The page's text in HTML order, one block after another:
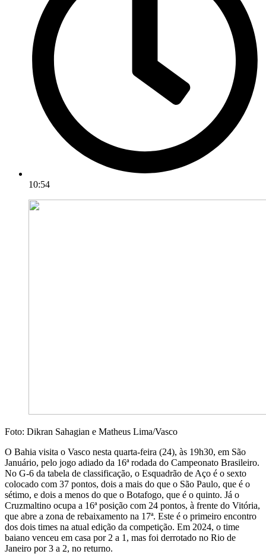
10:54
Foto: Dikran Sahagian e Matheus Lima/Vasco
O Bahia visita o Vasco nesta quarta-feira (24), às 19h30, em São
Januário, pelo jogo adiado da 16ª rodada do Campeonato Brasileiro.
No G-6 da tabela de classificação, o Esquadrão de Aço é o sexto
colocado com 37 pontos, dois a mais do que o São Paulo, que é o
sétimo, e dois a menos do que o Botafogo, que é o quinto. Já o
Cruzmaltino ocupa a 16ª posição com 24 pontos, à frente do Vitória,
que abre a zona de rebaixamento na 17ª. Este é o primeiro encontro
dos dois times na atual edição da competição. Em 2024, o time
baiano venceu em casa por 2 a 1, mas foi derrotado no Rio de
Janeiro por 3 a 2, no returno.